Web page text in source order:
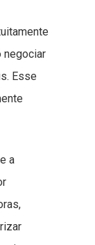
negociar
Esse
a